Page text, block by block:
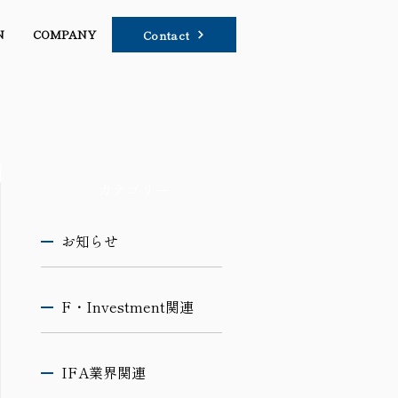
COMPANY Contact
お知らせ
F・Investment関連
IFA業界関連